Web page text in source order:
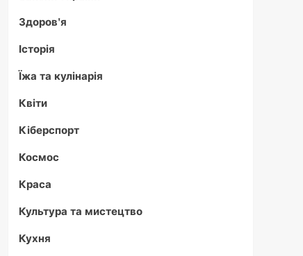
Здоров'я
Історія
Їжа та кулінарія
Квіти
Кіберспорт
Космос
Краса
Культура та мистецтво
Кухня